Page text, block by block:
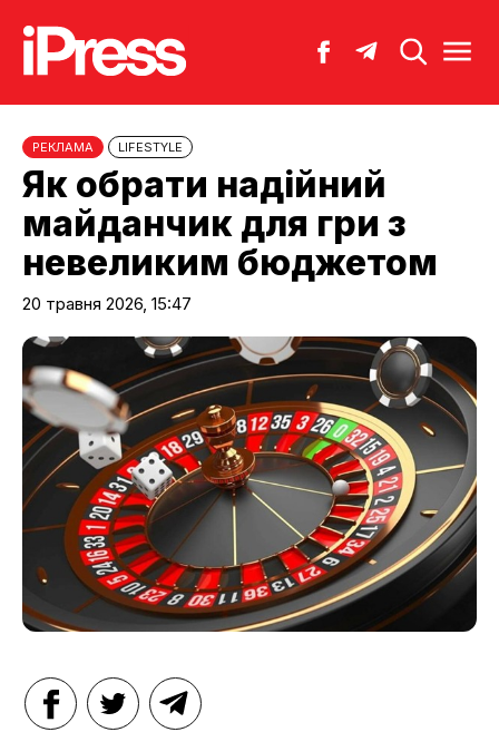
РЕКЛАМА LIFESTYLE
Як обрати надійний
майданчик для гри з
невеликим бюджетом
20 травня 2026, 15:47